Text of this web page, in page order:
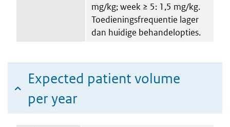
mg/kg; week ≥ 5: 1,5 mg/kg.
Toedieningsfrequentie lager
dan huidige behandelopties.
Expected patient volume
per year